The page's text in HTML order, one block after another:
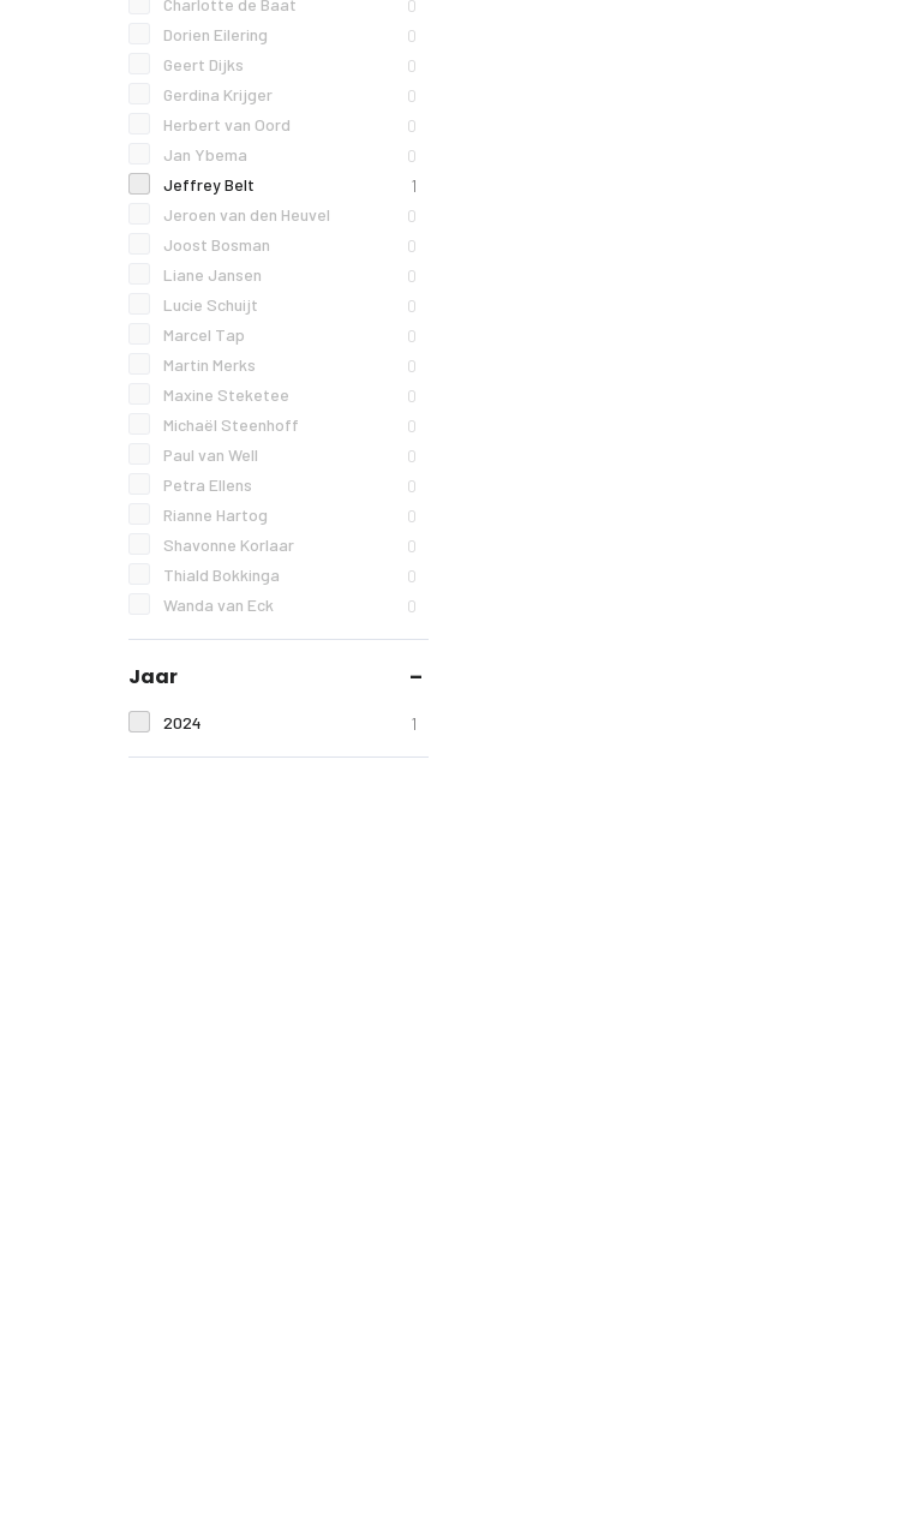
Charlotte de Baat 0
Dorien Eilering 0
Geert Dijks 0
Gerdina Krijger 0
Herbert van Oord 0
Jan Ybema 0
Jeffrey Belt 1
Jeroen van den Heuvel 0
Joost Bosman 0
Liane Jansen 0
Lucie Schuijt 0
Marcel Tap 0
Martin Merks 0
Maxine Steketee 0
Michaël Steenhoff 0
Paul van Well 0
Petra Ellens 0
Rianne Hartog 0
Shavonne Korlaar 0
Thiald Bokkinga 0
Wanda van Eck 0
Jaar
2024 1